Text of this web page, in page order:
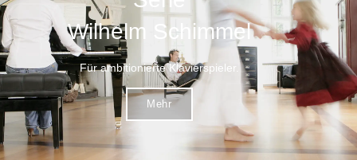
Wilhelm Schimmel
Für ambitionierte Klavierspieler.
Mehr